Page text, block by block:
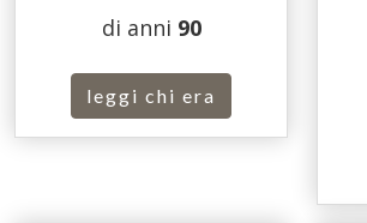
di anni 90
leggi chi era